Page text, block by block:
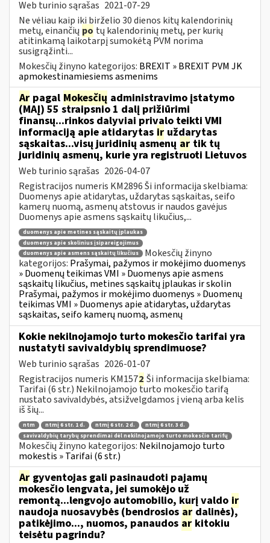
Web turinio sąrašas 2021-07-29
Ne vėliau kaip iki birželio 30 dienos kitų kalendorinių
metų, einančių po tų kalendorinių metų, per kurių
atitinkamą laikotarpį sumokėtą PVM norima
susigrąžinti...
Mokesčių žinyno kategorijos: BREXIT » BREXIT PVM JK
apmokestinamiesiems asmenims
Ar pagal Mokesčių administravimo įstatymo
(MAĮ) 55 straipsnio 1 dalį prižiūrimi
finansų...rinkos dalyviai privalo teikti VMI
informaciją apie atidarytas ir uždarytas
sąskaitas...visų juridinių asmenų ar tik tų
juridinių asmenų, kurie yra registruoti Lietuvos
Web turinio sąrašas 2026-04-07
Registracijos numeris KM2896 Ši informacija skelbiama:
Duomenys apie atidarytas, uždarytas sąskaitas, seifo
kamerų nuomą, asmenų atstovus ir naudos gavėjus
Duomenys apie asmens sąskaitų likučius,...
duomenys apie metines sąskaitų įplaukas
duomenys apie skolinius įsipareigojimus
duomenys apie asmens sąskaitų likučius
Mokesčių žinyno
kategorijos: Prašymai, pažymos ir mokėjimo duomenys
» Duomenų teikimas VMI » Duomenys apie asmens
sąskaitų likučius, metines sąskaitų įplaukas ir skolin
Prašymai, pažymos ir mokėjimo duomenys » Duomenų
teikimas VMI » Duomenys apie atidarytas, uždarytas
sąskaitas, seifo kamerų nuomą, asmenų
Kokie nekilnojamojo turto mokesčio tarifai yra
nustatyti savivaldybių sprendimuose?
Web turinio sąrašas 2026-01-07
Registracijos numeris KM1572 Ši informacija skelbiama:
Tarifai (6 str.) Nekilnojamojo turto mokesčio tarifą
nustato savivaldybės, atsižvelgdamos į vieną arba kelis
iš šių...
ntm ntmį 6 str. 1 d. ntmį 6 str. 2 d.
ntmį 6 str. 3 d.
savivaldybių tarybų sprendimai dėl nekilnojamojo turto mokesčio tarifų
Mokesčių žinyno kategorijos: Nekilnojamojo turto
mokestis » Tarifai (6 str.)
Ar gyventojas gali pasinaudoti pajamų
mokesčio lengvata, jei sumokėjo už
remontą...lengvojo automobilio, kurį valdo ir
naudoja nuosavybės (bendrosios ar dalinės),
patikėjimo..., nuomos, panaudos ar kitokiu
teisėtu pagrindu?